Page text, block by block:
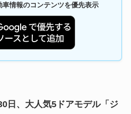
情報のコンテンツを優先表示
日、大人気5ドアモデル「ジ